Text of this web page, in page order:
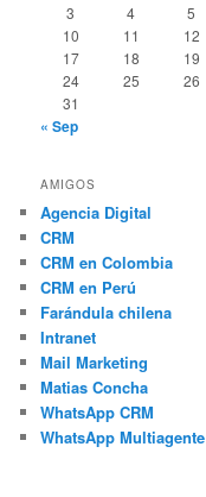
3
4 5
10
11 12
17
18 19
24
25 26
31
« Sep
AMIGOS
Agencia Digital
CRM
CRM en Colombia
CRM en Perú
Farándula chilena
Intranet
Mail Marketing
Matias Concha
WhatsApp CRM
WhatsApp Multiagente